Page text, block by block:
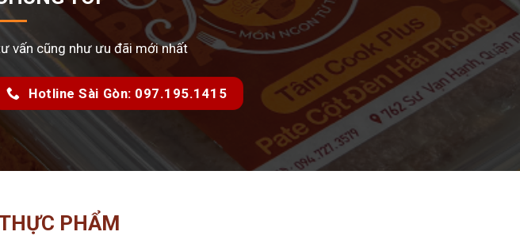
vấn cũng như ưu đãi mới nhất
Hotline Sài Gòn: 097.195.1415
PHẨM